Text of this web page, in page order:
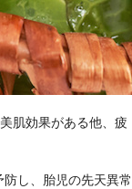
肌効果がある他、疲
し、胎児の先天異常